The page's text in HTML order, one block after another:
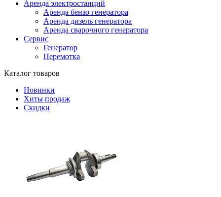
Аренда электростанций
Аренда бензо генератора
Аренда дизель генератора
Аренда сварочного генератора
Сервис
Генератор
Перемотка
Каталог товаров
Новинки
Хиты продаж
Скидки